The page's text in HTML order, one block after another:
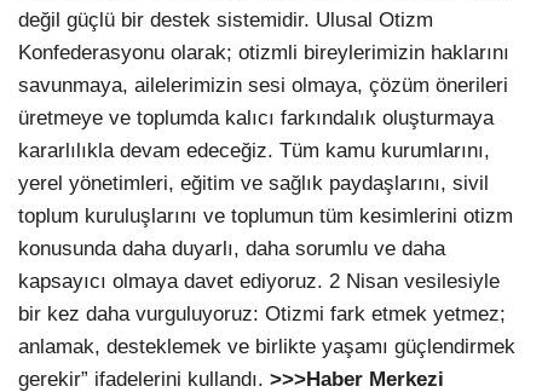
değil güçlü bir destek sistemidir. Ulusal Otizm
Konfederasyonu olarak; otizmli bireylerimizin haklarını
savunmaya, ailelerimizin sesi olmaya, çözüm önerileri
üretmeye ve toplumda kalıcı farkındalık oluşturmaya
kararlılıkla devam edeceğiz. Tüm kamu kurumlarını,
yerel yönetimleri, eğitim ve sağlık paydaşlarını, sivil
toplum kuruluşlarını ve toplumun tüm kesimlerini otizm
konusunda daha duyarlı, daha sorumlu ve daha
kapsayıcı olmaya davet ediyoruz. 2 Nisan vesilesiyle
bir kez daha vurguluyoruz: Otizmi fark etmek yetmez;
anlamak, desteklemek ve birlikte yaşamı güçlendirmek
gerekir” ifadelerini kullandı. >>>Haber Merkezi